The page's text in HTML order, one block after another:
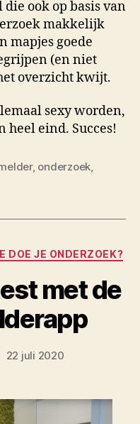
ook op basis van
makkelijk
mapjes goede
(en niet
overzicht kwijt.
sexy worden,
heel eind. Succes!
, onderzoek,
DOE JE ONDERZOEK?
met de
22 juli 2020